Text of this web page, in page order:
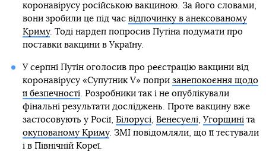
коронавірусу російською вакциною. За його словами,
вони зробили це під час відпочинку в анексованому
Криму. Тоді нардеп попросив Путіна подумати про
поставки вакцини в Україну.
У серпні Путін оголосив про реєстрацію вакцини від
коронавірусу «Супутник V» попри занепокоєння щодо
її безпечності . Розробники так і не опублікували
фінальні результати досліджень. Проте вакцину вже
застосовують у Росії, Білорусі Венесуелі Угорщині та
окупованому Криму. ЗМІ повідомляли, що її тестували
і в Північній Кореї.